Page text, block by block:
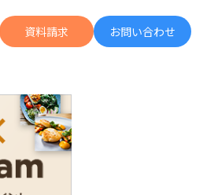
資料請求 お問い合わせ